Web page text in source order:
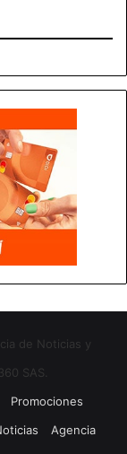
de Noticias y
SAS.
Promociones
Agencia